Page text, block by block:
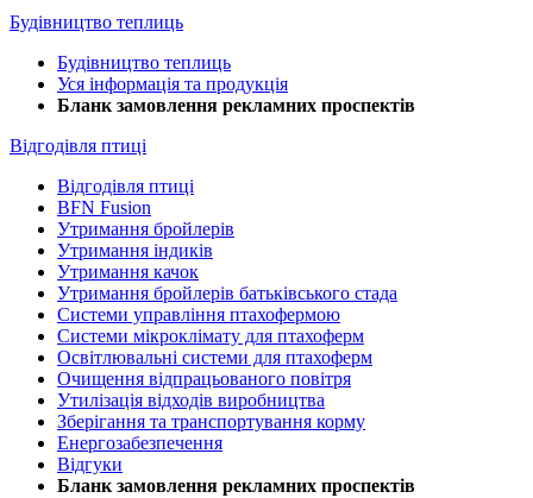
Будівництво теплиць
Будівництво теплиць
Уся інформація та продукція
Бланк замовлення рекламних проспектів
Відгодівля птиці
Відгодівля птиці
BFN Fusion
Утримання бройлерів
Утримання індиків
Утримання качок
Утримання бройлерів батьківського стада
Системи управління птахофермою
Системи мікроклімату для птахоферм
Освітлювальні системи для птахоферм
Очищення відпрацьованого повітря
Утилізація відходів виробництва
Зберігання та транспортування корму
Енергозабезпечення
Відгуки
Бланк замовлення рекламних проспектів